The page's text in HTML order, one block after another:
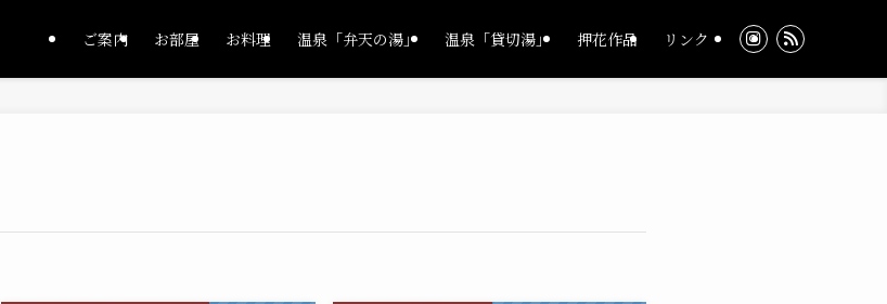
ご案内 お部屋 お料理 温泉「弁天の湯」 温泉「貸切湯」 押花作品 リンク